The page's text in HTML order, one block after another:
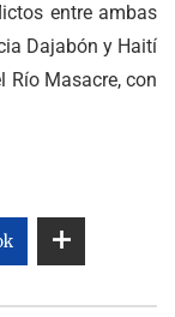
entre ambas
Dajabón y Haití
Río Masacre, con